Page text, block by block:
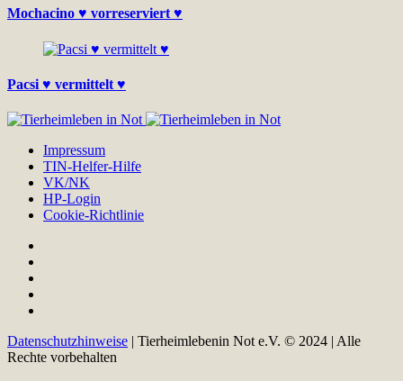
Mochacino ♥ vorreserviert ♥
Pacsi ♥ vermittelt ♥
Impressum
TIN-Helfer-Hilfe
VK/NK
HP-Login
Cookie-Richtlinie
Datenschutzhinweise | Tierheimlebenin Not e.V. © 2024 | Alle
Rechte vorbehalten